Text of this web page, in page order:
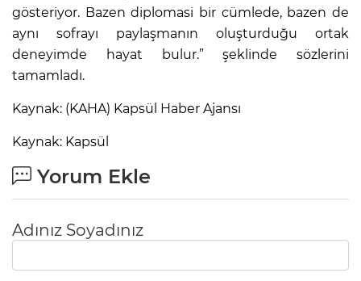
gösteriyor. Bazen diplomasi bir cümlede, bazen de
aynı sofrayı paylaşmanın oluşturduğu ortak
deneyimde hayat bulur.” şeklinde sözlerini
tamamladı.
Kaynak: (KAHA) Kapsül Haber Ajansı
Kaynak: Kapsül
Yorum Ekle
Adınız Soyadınız